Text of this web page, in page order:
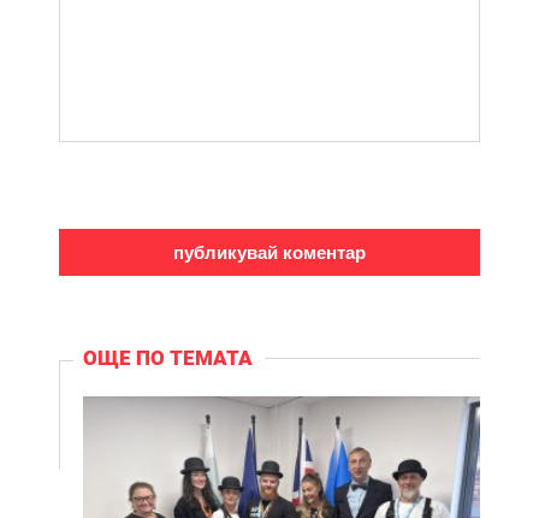
ОЩЕ ПО ТЕМАТА